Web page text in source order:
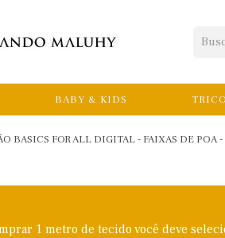
BABY & KIDS
BASICS FOR ALL DIGITAL - FAIXAS DE POA
1 metro de tecido você deve